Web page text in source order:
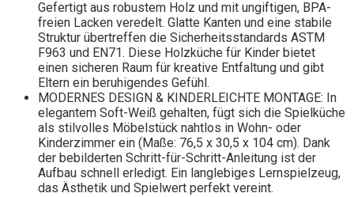
Gefertigt aus robustem Holz und mit ungiftigen, BPA-
freien Lacken veredelt. Glatte Kanten und eine stabile
Struktur übertreffen die Sicherheitsstandards ASTM
F963 und EN71. Diese Holzküche für Kinder bietet
einen sicheren Raum für kreative Entfaltung und gibt
Eltern ein beruhigendes Gefühl.
MODERNES DESIGN & KINDERLEICHTE MONTAGE: In
elegantem Soft-Weiß gehalten, fügt sich die Spielküche
als stilvolles Möbelstück nahtlos in Wohn- oder
Kinderzimmer ein (Maße: 76,5 x 30,5 x 104 cm). Dank
der bebilderten Schritt-für-Schritt-Anleitung ist der
Aufbau schnell erledigt. Ein langlebiges Lernspielzeug,
das Ästhetik und Spielwert perfekt vereint.